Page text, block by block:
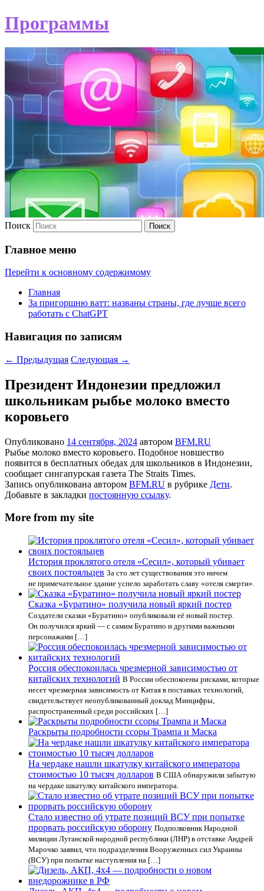
Программы
Поиск
Главное меню
Перейти к основному содержимому
Главная
За пригоршню ватт: названы страны, где лучше всего
работать с ChatGPT
Навигация по записям
← Предыдущая Следующая →
Президент Индонезии предложил
школьникам рыбье молоко вместо
коровьего
Опубликовано 14 сентября, 2024 автором BFM.RU
Рыбье молоко вместо коровьего. Подобное новшество
появится в бесплатных обедах для школьников в Индонезии,
сообщает сингапурская газета The Straits Times.
Запись опубликована автором BFM.RU в рубрике Дети.
Добавьте в закладки постоянную ссылку.
More from my site
История проклятого отеля «Сесил», который убивает
своих постояльцев За сто лет существования это ничем
не примечательное здание успело заработать славу «отеля смерти».
Сказка «Буратино» получила новый яркий постер
Создатели сказки «Буратино» опубликовали её новый постер.
Он получился яркий — с самим Буратино и другими важными
персонажами […]
Россия обеспокоилась чрезмерной зависимостью от
китайских технологий В России обеспокоены рисками, которые
несет чрезмерная зависимость от Китая в поставках технологий,
свидетельствует неопубликованный доклад Минцифры,
распространенный среди российских […]
Раскрыты подробности ссоры Трампа и Маска
На чердаке нашли шкатулку китайского императора
стоимостью 10 тысяч долларов В США обнаружили забытую
на чердаке шкатулку китайского императора.
Стало известно об утрате позиций ВСУ при попытке
прорвать российскую оборону Подполковник Народной
милиции Луганской народной республики (ЛНР) в отставке Андрей
Марочко заявил, что подразделения Вооруженных сил Украины
(ВСУ) при попытке наступления на […]